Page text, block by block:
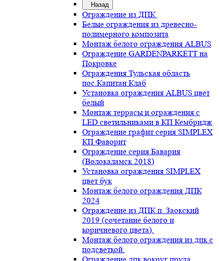
Назад
Ограждение из ДПК
Белые ограждения из древесно-
полимерного композита
Монтаж белого ограждения ALBUS
Ограждение GARDENPARKETT на
Покровке
Ограждения Тульская область
пос.Капитан Клаб
Установка ограждения ALBUS цвет
белый
Монтаж террасы и ограждения с
LED светильниками в КП Кембридж
Ограждение графит серия SIMPLEX
КП Фаворит
Ограждение серия Бавария
(Волокаламск 2018)
Установка ограждения SIMPLEX
цвет бук
Монтаж белого ограждения ДПК
2024
Ограждение из ДПК п. Заокский
2019 (сочетание белого и
коричневого цвета).
Монтаж белого ограждения из дпк с
подсветкой.